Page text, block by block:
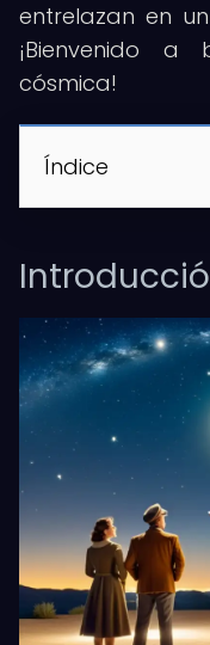
entrelazan en
¡Bienvenido
cósmica!
Índice